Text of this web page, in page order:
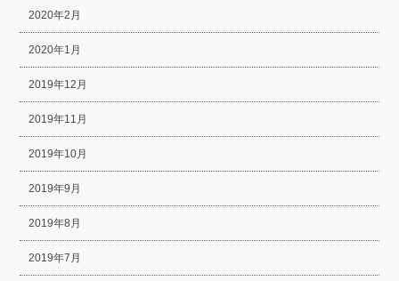
2020年2月
2020年1月
2019年12月
2019年11月
2019年10月
2019年9月
2019年8月
2019年7月